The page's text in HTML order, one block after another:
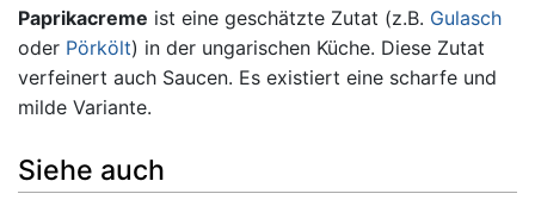
Paprikacreme ist eine geschätzte Zutat (z.B. Gulasch
oder Pörkölt) in der ungarischen Küche. Diese Zutat
verfeinert auch Saucen. Es existiert eine scharfe und
milde Variante.
Siehe auch